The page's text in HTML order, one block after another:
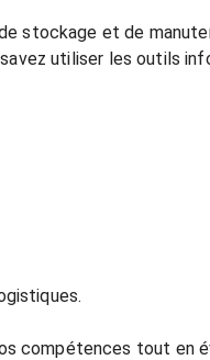
stockage et de
utiliser les outils
compétences tout en